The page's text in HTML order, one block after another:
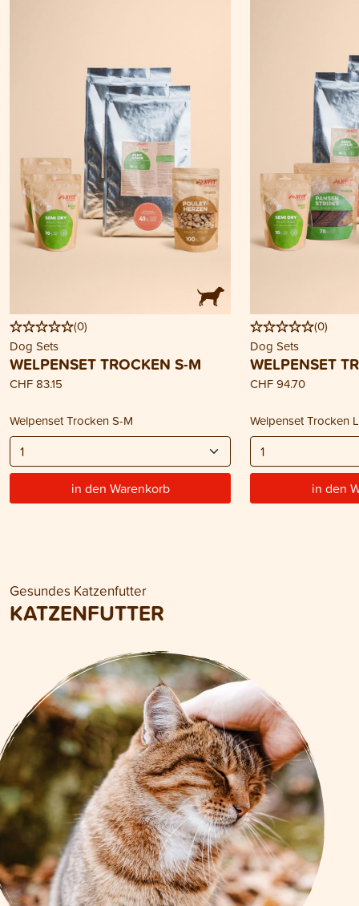
(0)
Dog Sets
WELPENSET TROCKEN S-M
CHF 83.15
Welpenset Trocken S-M
in den Warenkorb
(0)
Dog Sets
WELPENSET
CHF 94.70
Welpenset Trocken
in den
Gesundes Katzenfutter
KATZENFUTTER